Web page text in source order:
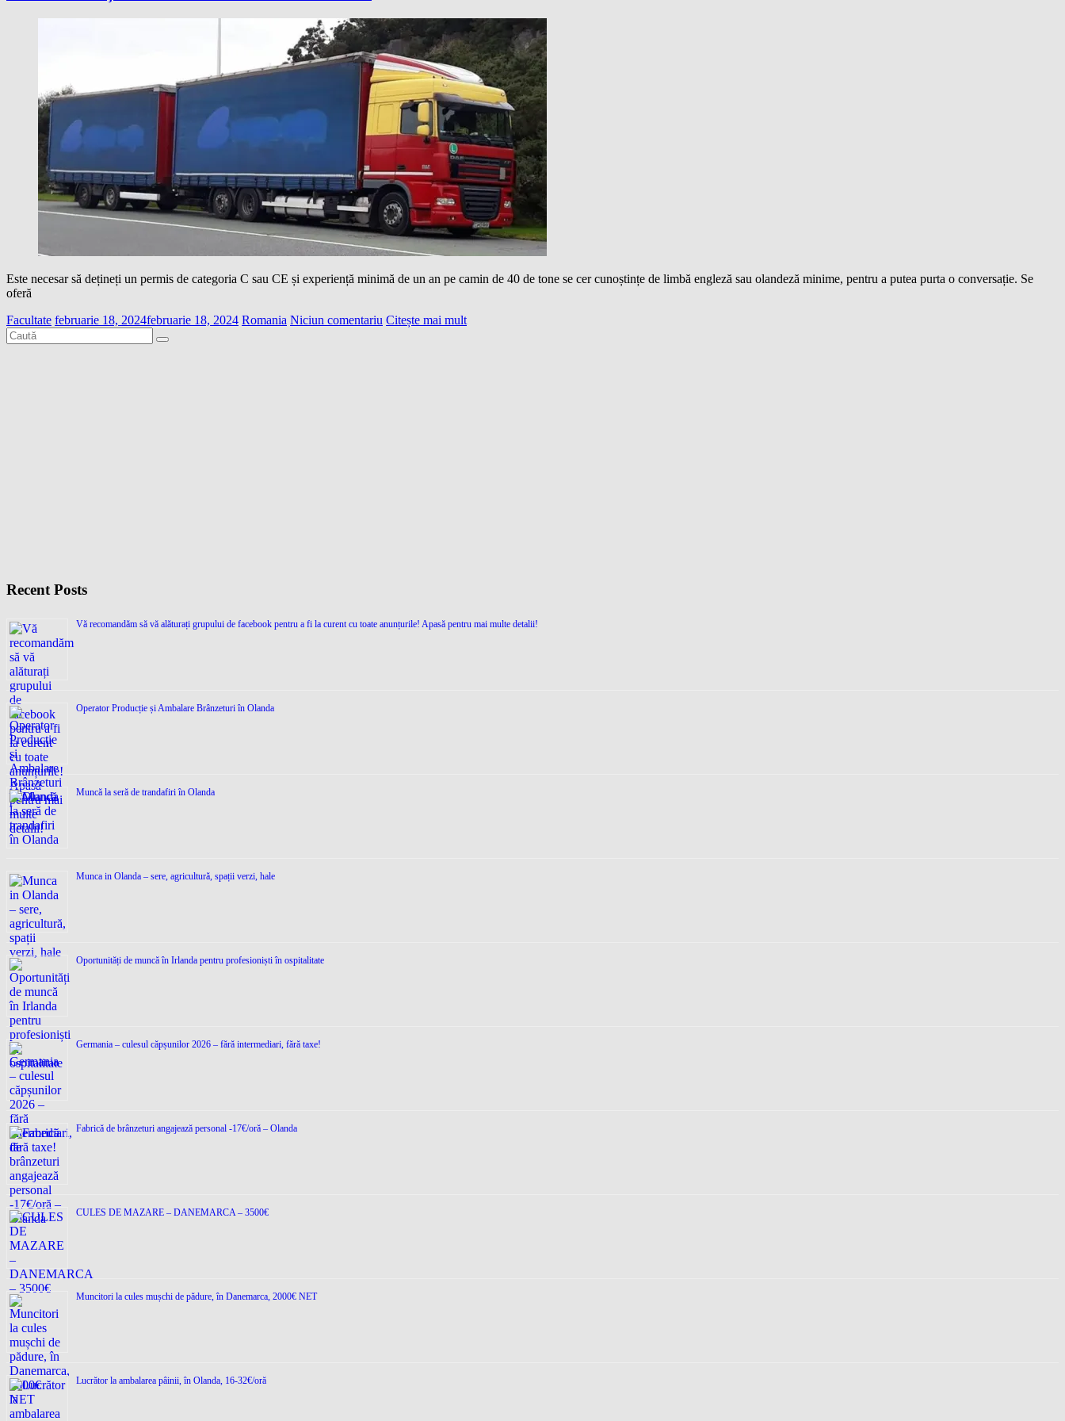
Este necesar să dețineți un permis de categoria C sau CE și experiență minimă de un an pe camin de 40 de tone se cer cunoștințe de limbă engleză sau olandeză minime, pentru a putea purta o conversație. Se
oferă
Facultate februarie 18, 2024februarie 18, 2024 Romania Niciun comentariu Citește mai mult
Recent Posts
Vă recomandăm să vă alăturați grupului de facebook pentru a fi la curent cu toate anunțurile! Apasă pentru mai multe detalii!
Operator Producție și Ambalare Brânzeturi în Olanda
Muncă la seră de trandafiri în Olanda
Munca in Olanda – sere, agricultură, spații verzi, hale
Oportunități de muncă în Irlanda pentru profesioniști în ospitalitate
Germania – culesul căpșunilor 2026 – fără intermediari, fără taxe!
Fabrică de brânzeturi angajează personal -17€/oră – Olanda
CULES DE MAZARE – DANEMARCA – 3500€
Muncitori la cules mușchi de pădure, în Danemarca, 2000€ NET
Lucrător la ambalarea pâinii, în Olanda, 16-32€/oră